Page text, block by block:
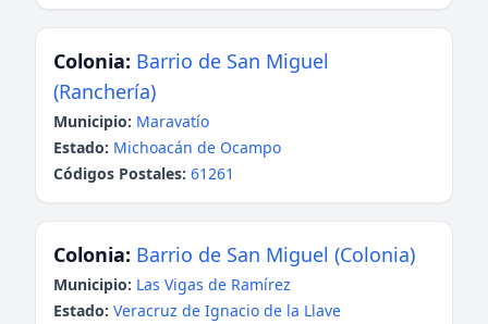
Colonia: Barrio de San Miguel
(Ranchería)
Municipio: Maravatío
Estado: Michoacán de Ocampo
Códigos Postales: 61261
Colonia: Barrio de San Miguel (Colonia)
Municipio: Las Vigas de Ramírez
Estado: Veracruz de Ignacio de la Llave